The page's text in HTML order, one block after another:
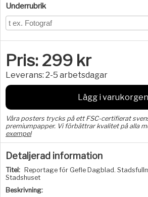
Underrubrik
Pris: 299 kr
Leverans: 2-5 arbetsdagar
Lägg i varukorgen
Våra posters trycks på ett FSC-certifierat
premiumpapper. Vi förbättrar kvalitet på alla
exempel
Detaljerad information
Titel:
Reportage för Gefle Dagblad.
Stadshuset
Beskrivning: